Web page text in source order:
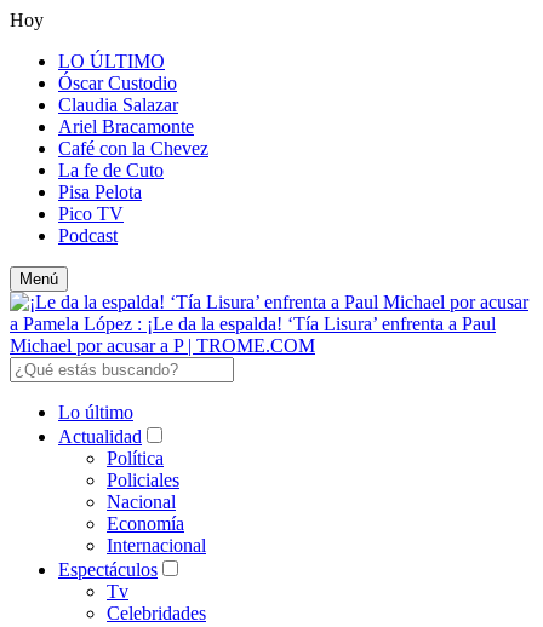
Hoy
LO ÚLTIMO
Óscar Custodio
Claudia Salazar
Ariel Bracamonte
Café con la Chevez
La fe de Cuto
Pisa Pelota
Pico TV
Podcast
Menú
Lo último
Actualidad
Política
Policiales
Nacional
Economía
Internacional
Espectáculos
Tv
Celebridades